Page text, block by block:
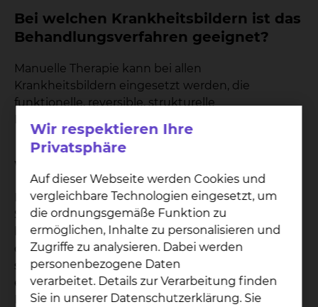
Bei welchen Krankheitsbildern ist das
Behandlungsverfahren geeignet?
Manuelle Therapie kann bei allen
Krankheitsbildern eingesetzt werden, die
funktionelle, reversible, strukturelle
Bewegungseinschränkungen aufweisen.
Welche Ziele hat die Behandlung?
Durch die speziellen Techniken werden
Schmerzen gelindert und Bewegungsstörungen
beseitigt. Die Physiotherapeuten untersuchen
dabei die Gelenkmechanik, die Muskelfunktion
sowie die Koordination der Bewegungen, bevor
ein individueller Behandlungsplan festgelegt wird.
In der Manuellen Therapie kommen sowohl
Wir respektieren Ihre
Privatsphäre
Auf dieser Webseite werden Cookies und
vergleichbare Technologien eingesetzt, um
die ordnungsgemäße Funktion zu
ermöglichen, Inhalte zu personalisieren und
Zugriffe zu analysieren. Dabei werden
personenbezogene Daten
verarbeitet. Details zur Verarbeitung finden
Sie in unserer Datenschutzerklärung. Sie